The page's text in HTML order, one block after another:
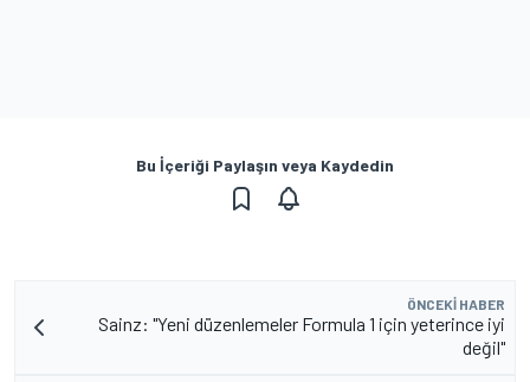
Bu İçeriği Paylaşın veya Kaydedin
ÖNCEKI HABER
Sainz: "Yeni düzenlemeler Formula 1 için yeterince iyi
değil"